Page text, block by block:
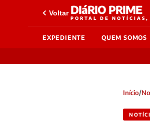
Voltar DIáRIO PRIME
PORTAL DE
EXPEDIENTE QUEM SOMOS
Início/